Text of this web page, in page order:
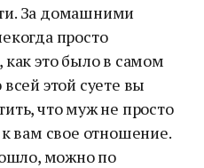
За домашними
просто
это было в самом
этой суете вы
что муж не просто
вам свое отношение.
можно по